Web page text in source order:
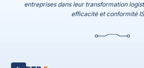
entreprises dans leur transformation
efficacité et conformité